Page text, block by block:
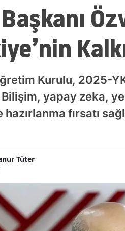
Kurulu, 2025-
yapay zeka,
hazırlanma fırsatı
Tüter